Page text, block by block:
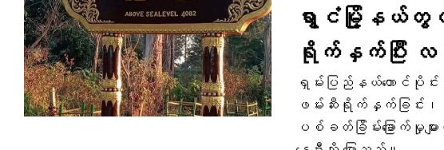
ရွာငံမြို့နယ်တွ
ရိုက်နှက်ပြီး လ
ရှမ်းပြည်နယ်တောင်ပို
ဖမ်းဆီးရိုက်နှက်ခြင်း၊
ပစ်ခတ်ခြိမ်းခြောက်မှုမျ